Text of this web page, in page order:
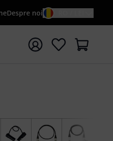
Despre noi
{searchTerm}